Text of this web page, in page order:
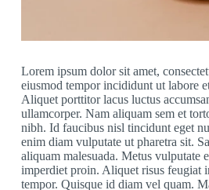
Lorem ipsum dolor sit amet,
eiusmod tempor incididunt ut labore
Aliquet porttitor lacus luctus
ullamcorper. Nam aliquam sem et
nibh. Id faucibus nisl tincidunt eget
enim diam vulputate ut pharetra sit.
aliquam malesuada. Metus vulputate
imperdiet proin. Aliquet risus feugiat
tempor. Quisque id diam vel quam.